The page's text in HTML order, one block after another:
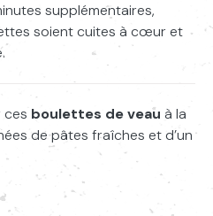
supplémentaires,
soient cuites à cœur et
ces boulettes de veau à la
de pâtes fraîches et d’un